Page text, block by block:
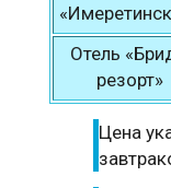
Отель
резорт»
Цена